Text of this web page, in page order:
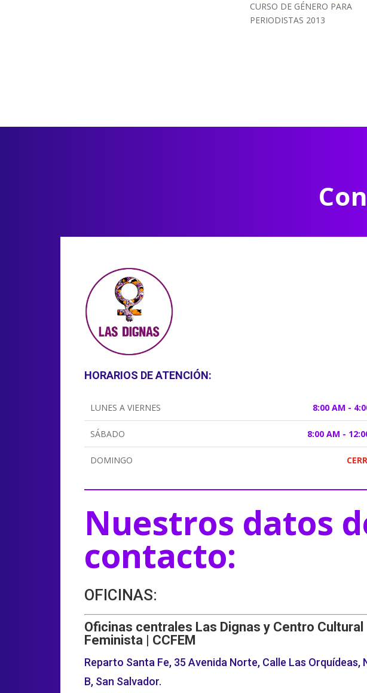
CURSO DE GÉNERO PARA
PERIODISTAS 2013
HORARIOS DE ATENCIÓN:
LUNES A VIERNES 8:00 AM -
SÁBADO 8:00 AM -
DOMINGO
Nuestros datos
contacto:
OFICINAS:
Oficinas centrales Las Dignas y Centro Cultural
Feminista | CCFEM
Reparto Santa Fe, 35 Avenida Norte, Calle Las Orquídeas,
B, San Salvador.